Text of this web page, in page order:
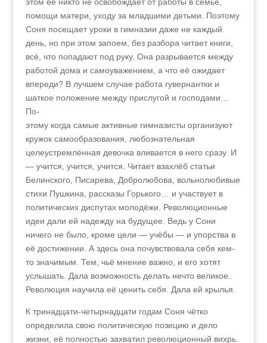
помощи матери, уходу за младшими детьми. Поэтому
Соня посещает уроки в гимназии даже не каждый
день, но при этом запоем, без разбора читает книги,
всё, что попадают под руку. Она разрывается между
работой дома и самоуважением, а что её ожидает
впереди? В лучшем случае работа гувернантки и
шаткое положение между прислугой и господами…
По-
этому когда самые активные гимназисты организуют
кружок самообразования, любознательная
целеустремлённая девочка вливается в него сразу. И
— учится, учится, учится. Читает взахлёб статьи
Белинского, Писарева, Добролюбова, вольнолюбивые
стихи Пушкина, рассказы Горького… и участвует в
политических диспутах молодёжи. Революционные
идеи дали ей надежду на будущее. Ведь у Сони
ничего не было, кроме цели — учёбы — и упорства в
её достижении. А здесь она почувствовала себя кем-
то значимым. Тем, чьё мнение важно, и его хотят
услышать. Дала возможность делать нечто великое.
Революция научила её ценить себя. Дала ей крылья.
К тринадцати-четырнадцати годам Соня чётко
определила свою политическую позицию и дело
жизни, её полностью захватил революционный вихрь.